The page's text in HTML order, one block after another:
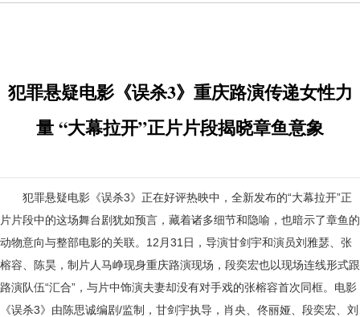
犯罪悬疑电影《误杀3》重庆路演传递女性力
量 “大幕拉开”正片片段揭晓章鱼意象
犯罪悬疑电影《误杀3》 正在好评热映中，全新发布的“大幕拉开”正
片片段中的这场舞台剧犹如预言，藏着诸多细节和隐喻 ， 也暗示了章鱼的
动物意向与整部电影的关联。 12月31 日，导演甘剑宇和演员刘雅瑟
张
榕容、陈昊 ，制片人马峥现身重庆路演现场 ， 段奕宏也以现场连线形式跟
路演队伍“汇合”，与片中饰演夫妻却没有对手戏的张榕容首次同框。 电影
《误杀3》由陈思诚编剧/监制，甘剑宇执导，肖央、佟丽娅、段奕宏、刘